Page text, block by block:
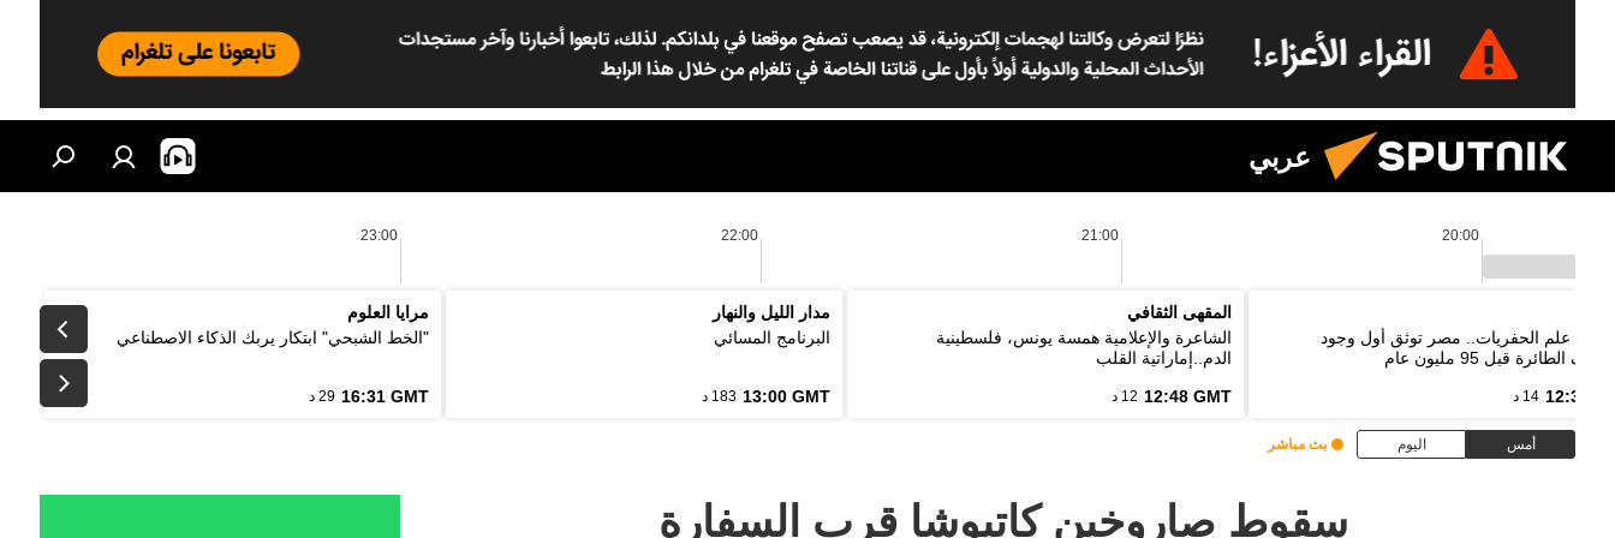
عربي
20:00
21:00
22:00
23:00
في علم الحفريات.. مصر توثق أول وجود
الطائرة قبل 95 مليون عام
12:33 14 د
المقهى الثقافي
الشاعرة والإعلامية همسة يونس، فلسطينية
الدم..إماراتية القلب
12:48 GMT 12 د
مدار الليل والنهار
البرنامج المسائي
13:00 GMT 183 د
مرايا العلوم
"الخط الشبحي" ابتكار يربك الذكاء الاصطناعي
16:31 GMT 29 د
أمس اليوم بث مباشر
سقوط صاروخين كاتيوشا قرب السفارة